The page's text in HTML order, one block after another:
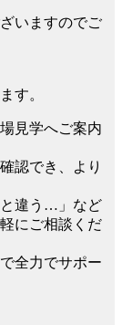
いますのでご
す。
見学へご案内
認でき、より
と違う…」など
にご相談くだ
全力でサポー